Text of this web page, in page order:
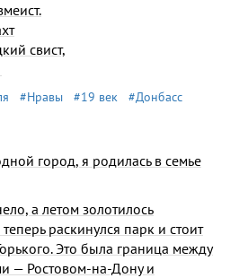
свист,
#Нравы #19 век
#Донбасс
город, я родилась в семье
а летом золотилось
раскинулся парк и стоит
Это была граница между
— Ростовом-на-Дону и